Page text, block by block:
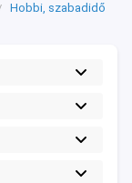
Hobbi, szabadidő